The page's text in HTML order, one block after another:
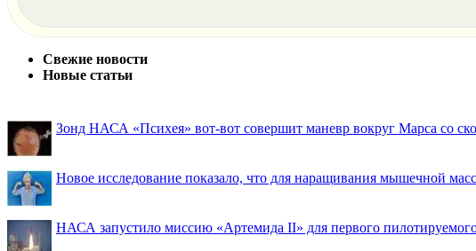
Свежие новости
Новые статьи
Зонд НАСА «Психея» вот-вот совершит маневр вокруг Марса со
Новое исследование показало, что для наращивания мышечной
НАСА запустило миссию «Артемида II» для первого